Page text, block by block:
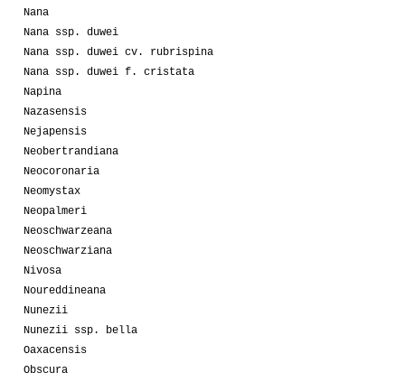
Nana
Nana ssp. duwei
Nana ssp. duwei cv. rubrispina
Nana ssp. duwei f. cristata
Napina
Nazasensis
Nejapensis
Neobertrandiana
Neocoronaria
Neomystax
Neopalmeri
Neoschwarzeana
Neoschwarziana
Nivosa
Noureddineana
Nunezii
Nunezii ssp. bella
Oaxacensis
Obscura